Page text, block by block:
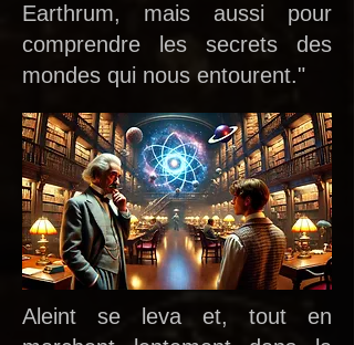
Earthrum, mais aussi pour
comprendre les secrets des
mondes qui nous entourent."
Aleint se leva et, tout en